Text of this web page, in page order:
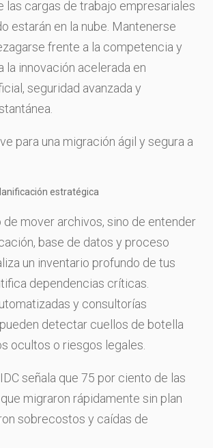
las cargas de trabajo empresariales
estarán en la nube. Mantenerse
frente a la competencia y
la innovación acelerada en
seguridad avanzada y
para una migración ágil y segura a
estratégica
de mover archivos, sino de entender
base de datos y proceso
un inventario profundo de tus
dependencias críticas.
y consultorías
detectar cuellos de botella
ocultos o riesgos legales.
señala que 75 por ciento de las
migraron rápidamente sin plan
sobrecostos y caídas de